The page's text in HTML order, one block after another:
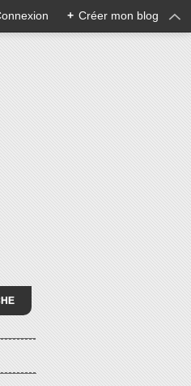
+ Créer mon blog